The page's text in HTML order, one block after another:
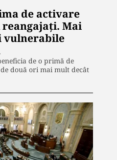
de activare
Mai
vulnerabile
de o primă de
două ori mai mult decât